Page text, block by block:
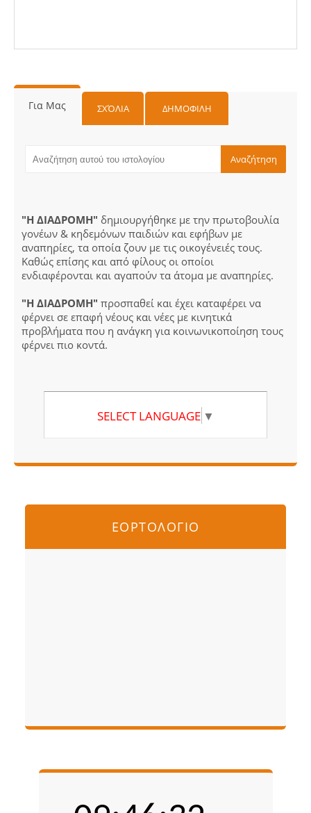
Για Μας ΣΧΌΛΙΑ ΔΗΜΟΦΙΛΗ
"Η ΔΙΑΔΡΟΜΗ" δημιουργήθηκε με την πρωτοβουλία
γονέων & κηδεμόνων παιδιών και εφήβων με
αναπηρίες, τα οποία ζουν με τις οικογένειές τους.
Καθώς επίσης και από φίλους οι οποίοι
ενδιαφέρονται και αγαπούν τα άτομα με αναπηρίες.
"Η ΔΙΑΔΡΟΜΗ" προσπαθεί και έχει καταφέρει να
φέρνει σε επαφή νέους και νέες με κινητικά
προβλήματα που η ανάγκη για κοινωνικοποίηση τους
φέρνει πιο κοντά.
SELECT LANGUAGE ▼
ΕΟΡΤΟΛΟΓΙΟ